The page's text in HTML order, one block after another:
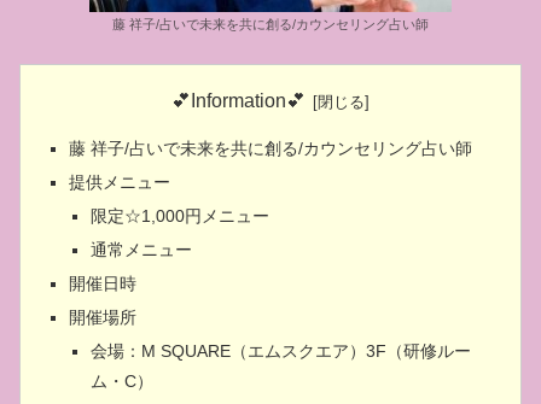
藤 祥子/占いで未来を共に創る/カウンセリング占い師
💕Information💕
藤 祥子/占いで未来を共に創る/カウンセリング占い師
提供メニュー
限定☆1,000円メニュー
通常メニュー
開催日時
開催場所
会場：M SQUARE（エムスクエア）3F（研修ルー
ム・C）